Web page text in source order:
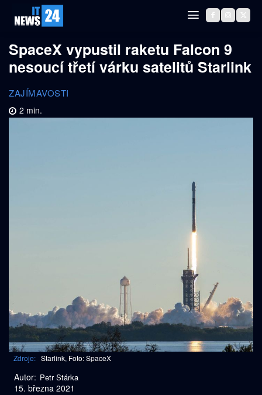
SpaceX vypustil raketu Falcon 9
nesoucí třetí várku satelitů Starlink
ZAJÍMAVOSTI
2 min.
Zdroje: Starlink, Foto: SpaceX
Autor: Petr Stárka
15. března 2021